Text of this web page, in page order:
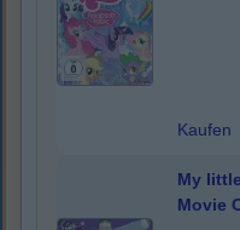
Kaufen
My
Movie